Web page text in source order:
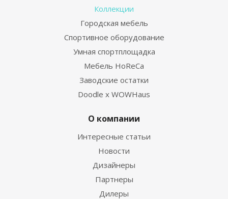
Коллекции
Городская мебель
Спортивное оборудование
Умная спортплощадка
Мебель HoReCa
Заводские остатки
Doodle x WOWHaus
О компании
Интересные статьи
Новости
Дизайнеры
Партнеры
Дилеры